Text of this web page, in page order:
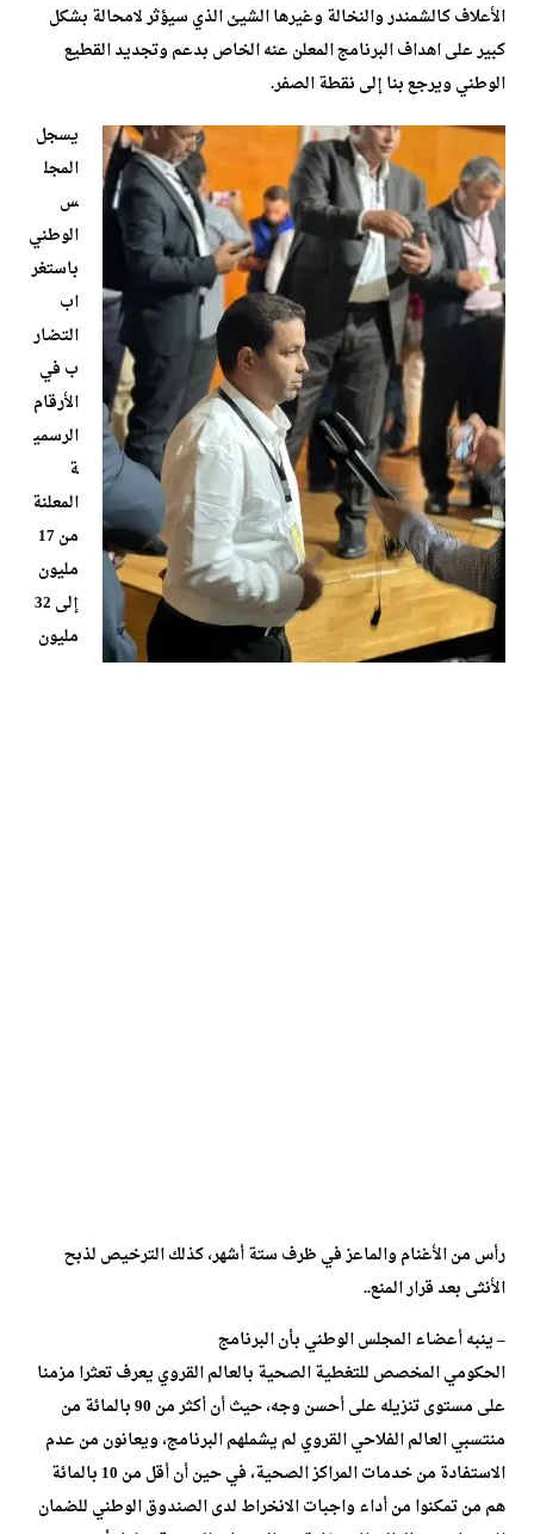
الأعلاف كالشمندر والنخالة وغيرها الشيئ الذي سيؤثر لامحالة بشكل
كبير على اهداف البرنامج المعلن عنه الخاص بدعم وتجديد القطيع
الوطني ويرجع بنا إلى نقطة الصفر.
يسجل
المجل
س
الوطني
باستغر
اب
التضار
ب في
الأرقام
الرسمي
ة
المعلنة
من 17
مليون
إلى 32
مليون
رأس من الأغنام والماعز في ظرف ستة أشهر، كذلك الترخيص لذبح
الأنثى بعد قرار المنع..
– ينبه أعضاء المجلس الوطني بأن البرنامج
الحكومي المخصص للتغطية الصحية بالعالم القروي يعرف تعثرا مزمنا
على مستوى تنزيله على أحسن وجه، حيث أن أكثر من 90 بالمائة من
منتسبي العالم الفلاحي القروي لم يشملهم البرنامج، ويعانون من عدم
الاستفادة من خدمات المراكز الصحية، في حين أن أقل من 10 بالمائة
هم من تمكنوا من أداء واجبات الانخراط لدى الصندوق الوطني للضمان